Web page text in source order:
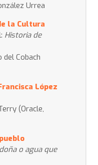
Urrea
la Cultura
Historia de
del Cobach
López
(Oracle,
o agua que